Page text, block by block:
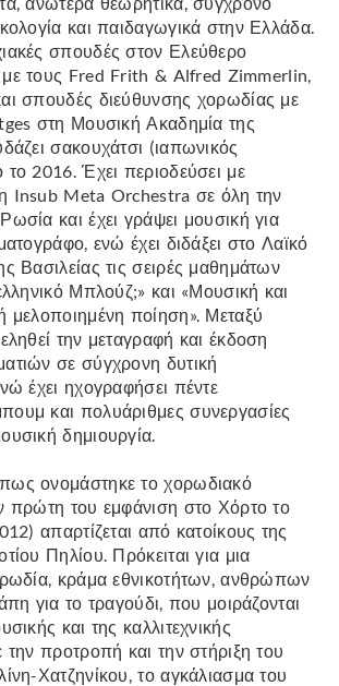
και παιδαγωγικά στην Ελλάδα.
σπουδές στον Ελεύθερο
με τους Fred Frith & Alfred Zimmerlin,
σπουδές διεύθυνσης χορωδίας με
στη Μουσική Ακαδημία της
σακουχάτσι (ιαπωνικός
2016. Έχει περιοδεύσει με
Insub Meta Orchestra σε όλη την
και έχει γράψει μουσική για
ενώ έχει διδάξει στο Λαϊκό
Βασιλείας τις σειρές μαθημάτων
Μπλούζ;» και «Μουσική και
μελοποιημένη ποίηση». Μεταξύ
την μεταγραφή και έκδοση
σε σύγχρονη δυτική
έχει ηχογραφήσει πέντε
και πολυάριθμες συνεργασίες
δημιουργία.
ονομάστηκε το χορωδιακό
πρώτη του εμφάνιση στο Χόρτο το
απαρτίζεται από κατοίκους της
Πηλίου. Πρόκειται για μια
κράμα εθνικοτήτων, ανθρώπων
για το τραγούδι, που μοιράζονται
και της καλλιτεχνικής
την προτροπή και την στήριξη του
Χατζηνίκου, το αγκάλιασμα του